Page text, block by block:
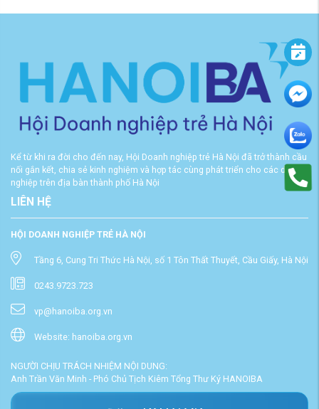
Kể từ khi ra đời cho đến nay, Hội Doanh nghiệp trẻ Hà Nội đã trở thành cầu
nối gắn kết, chia sẻ kinh nghiệm và hợp tác cùng phát triển cho các doanh
nghiệp trên địa bàn thành phố Hà Nội
LIÊN HỆ
HỘI DOANH NGHIỆP TRẺ HÀ NỘI
Tầng 6, Cung Tri Thức Hà Nội, số 1 Tôn Thất Thuyết, Cầu Giấy, Hà Nội
0243.9723.723
vp@hanoiba.org.vn
Website: hanoiba.org.vn
NGƯỜI CHỊU TRÁCH NHIỆM NỘI DUNG:
Anh Trần Văn Minh - Phó Chủ Tịch Kiêm Tổng Thư Ký HANOIBA